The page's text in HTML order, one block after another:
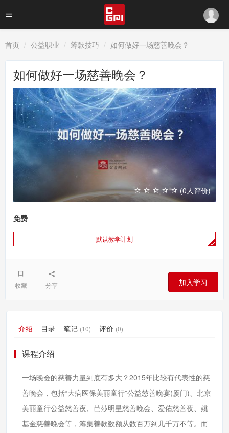
首页 公益职业 筹款技巧 如何做好一场慈善晚会？
如何做好一场慈善晚会？
(0人评价)
免费
默认教学计划
收藏 分享 加入学习
介绍 目录 笔记 (10) 评价 (0)
课程介绍
一场晚会的慈善力量到底有多大？2015年比较有代表性的慈
善晚会，包括“大病医保美丽童行”公益慈善晚宴(厦门)、北京
美丽童行公益慈善夜、芭莎明星慈善晚会、爱佑慈善夜、姚
基金慈善晚会等，筹集善款数额从数百万到几千万不等。而